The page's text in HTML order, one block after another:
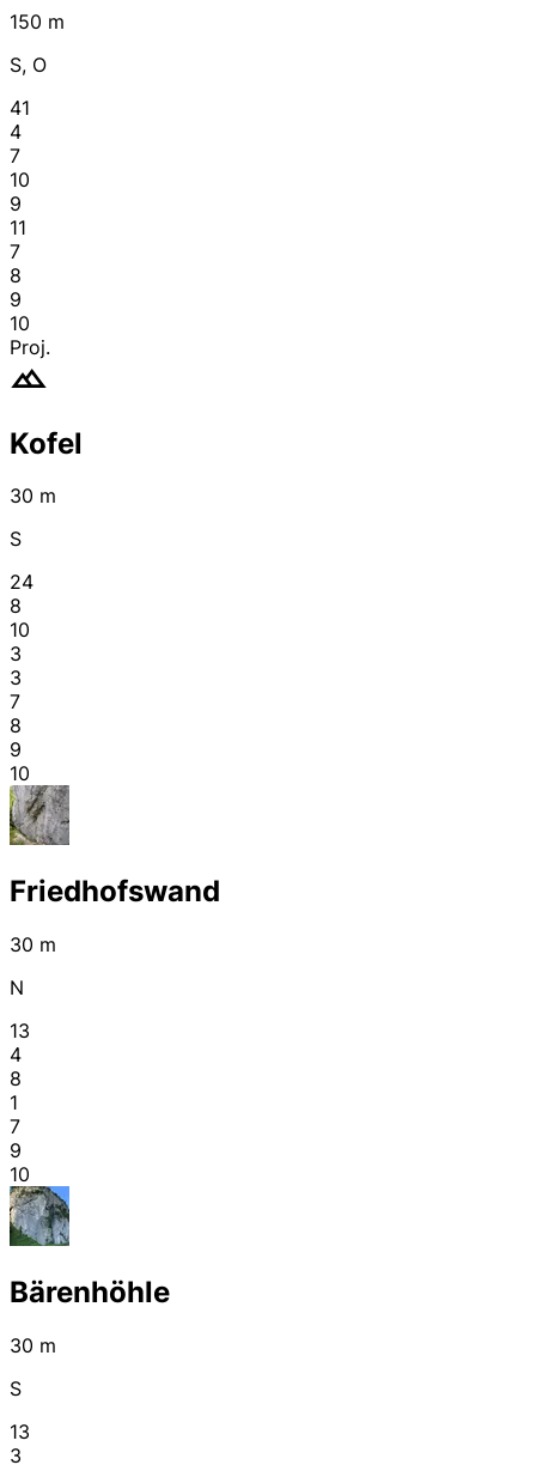
150 m
S, O
41
4
7
10
9
11
7
8
9
10
Proj.
Kofel
30 m
S
24
8
10
3
3
7
8
9
10
Friedhofswand
30 m
N
13
4
8
1
7
9
10
Bärenhöhle
30 m
S
13
3